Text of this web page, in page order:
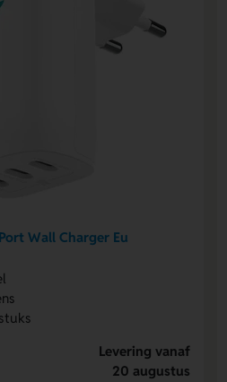
Wall Charger Eu
Levering vanaf
20 augustus